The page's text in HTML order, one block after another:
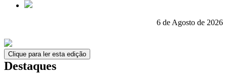
6 de Agosto de 2026
Clique para ler esta edição
Destaques